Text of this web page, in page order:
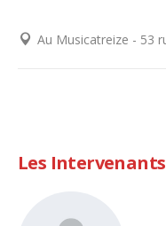
Au Musicatreize - 53
Les Intervenants